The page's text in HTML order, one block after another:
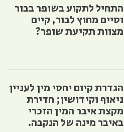
התחיל לתקוע בשופר בבור
וסיים מחוץ לבור, קיים
מצוות תקיעת שופר?
הגדרת קיום יחסי מין לעניין
ניאוף וקידושין; חדירת
מקצת איבר המין הזכרי
באיבר מינה של הנקבה.